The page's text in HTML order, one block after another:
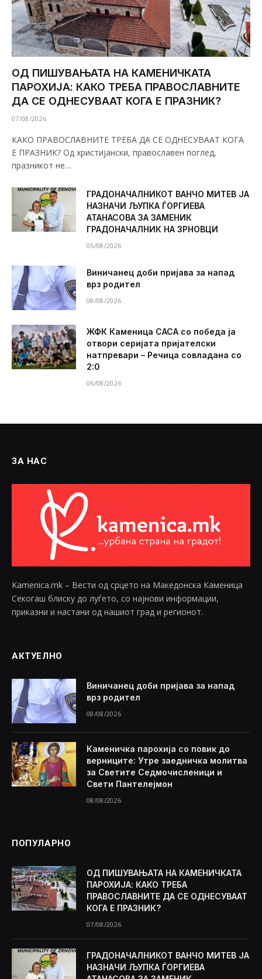
ОД ПИШУВАЊАТА НА КАМЕНИЧКАТА
ПАРОХИЈА: КАКО ТРЕБА ПРАВОСЛАВНИТЕ
ДА СЕ ОДНЕСУВААТ КОГА Е ПРАЗНИК?
07/08/2026
КАКО ПРАВОСЛАВНИТЕ ТРЕБА ДА СЕ ОДНЕСУВААТ КОГА
Е ПРАЗНИК? Од христијански, православен поглед,
празникот не…
ГРАДОНАЧАЛНИКОТ ВАНЧО МИТЕВ ЈА
НАЗНАЧИ ЉУПКА ЃОРГИЕВА
АТАНАСОВА ЗА ЗАМЕНИК
ГРАДОНАЧАЛНИК НА ЗРНОВЦИ
05/08/2026
Виничанец доби пријава за напад
врз родител
08/08/2026
ЖФК Каменица САСА со победа ја
отвори серијата пријателски
натпревари – Речица совладана со
2:0
06/08/2026
ЗА НАС
Kamenica.mk – Вести од срцето на Македонска Каменица
Секогаш блиску до луѓето, со најнови информации,
приказни и настани од нашиот град и регионот.
АКТУЕЛНО
Виничанец доби пријава за напад
врз родител
08/08/2026
Каменичка парохија со повик до
верниците: Утре заедничка молитва
за Светите Седмочисленици и
Свети Пантелејмон
08/08/2026
ПОПУЛАРНО
ОД ПИШУВАЊАТА НА КАМЕНИЧКАТА
ПАРОХИЈА: КАКО ТРЕБА
ПРАВОСЛАВНИТЕ ДА СЕ ОДНЕСУВААТ
КОГА Е ПРАЗНИК?
07/08/2026
ГРАДОНАЧАЛНИКОТ ВАНЧО МИТЕВ ЈА
НАЗНАЧИ ЉУПКА ЃОРГИЕВА